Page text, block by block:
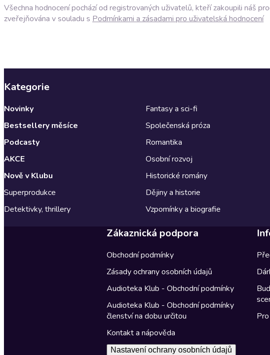
Všechna hodnocení pochází od registrovaných uživatelů, kteří zakoupili náš
zveřejňována v souladu s Podmínkami a zásadami pro uživatelská hodnocení
Kategorie
Novinky
Bestsellery měsíce
Podcasty
AKCE
Nově v Klubu
Superprodukce
Detektivky, thrillery
Fantasy a sci-fi
Společenská próza
Romantika
Osobní rozvoj
Historické romány
Dějiny a historie
Vzpomínky a biografie
Zákaznická podpora
Obchodní podmínky
Zásady ochrany osobních údajů
Audioteka Klub - Obchodní podmínky
Audioteka Klub - Obchodní podmínky
členství na dobu určitou
Kontakt a nápověda
Nastavení ochrany osobních údajů